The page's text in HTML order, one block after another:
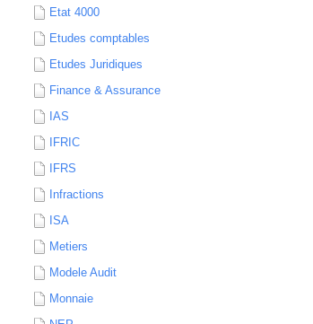
Etat 4000
Etudes comptables
Etudes Juridiques
Finance & Assurance
IAS
IFRIC
IFRS
Infractions
ISA
Metiers
Modele Audit
Monnaie